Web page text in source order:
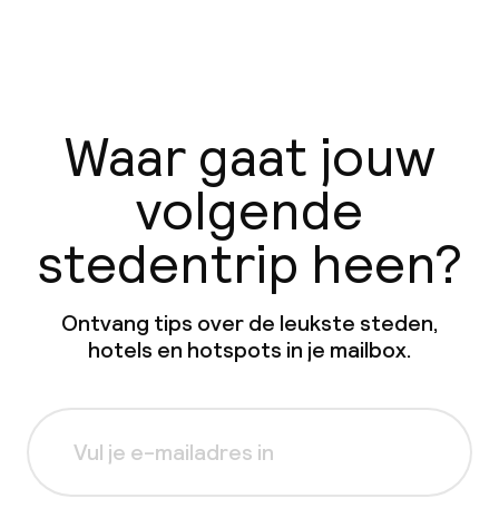
Waar gaat jouw
volgende
stedentrip heen?
Ontvang tips over de leukste steden,
hotels en hotspots in je mailbox.